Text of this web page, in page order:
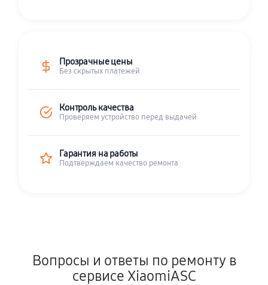
Прозрачные цены
Без скрытых платежей
Контроль качества
Проверяем устройство перед выдачей
Гарантия на работы
Подтверждаем качество ремонта
Вопросы и ответы по ремонту в
сервисе XiaomiASC